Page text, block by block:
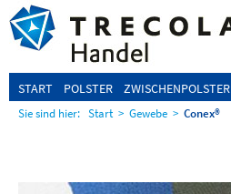
START POLSTER ZWISCHENPOLSTER
Sie sind hier: Start > Gewebe > Conex®